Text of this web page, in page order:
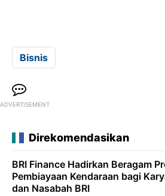
Bisnis
ADVERTISEMENT
Direkomendasikan
BRI Finance Hadirkan Beragam
Pembiayaan Kendaraan bagi
dan Nasabah BRI